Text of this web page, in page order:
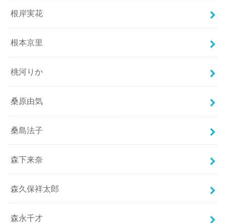
根岸実花
根本京里
桃河りか
桑原由気
桑島法子
森下来奈
森久保祥太郎
森永千才